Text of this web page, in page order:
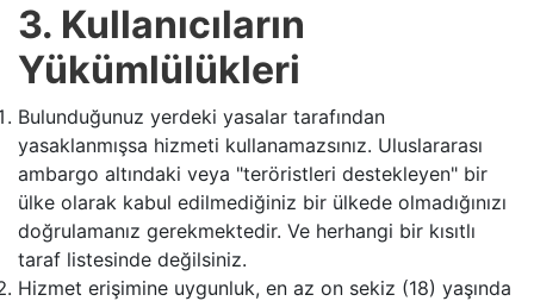
3. Kullanıcıların
Yükümlülükleri
Bulunduğunuz yerdeki yasalar tarafından
yasaklanmışsa hizmeti kullanamazsınız. Uluslararası
ambargo altındaki veya "teröristleri destekleyen" bir
ülke olarak kabul edilmediğiniz bir ülkede olmadığınızı
doğrulamanız gerekmektedir. Ve herhangi bir kısıtlı
taraf listesinde değilsiniz.
Hizmet erişimine uygunluk, en az on sekiz (18) yaşında